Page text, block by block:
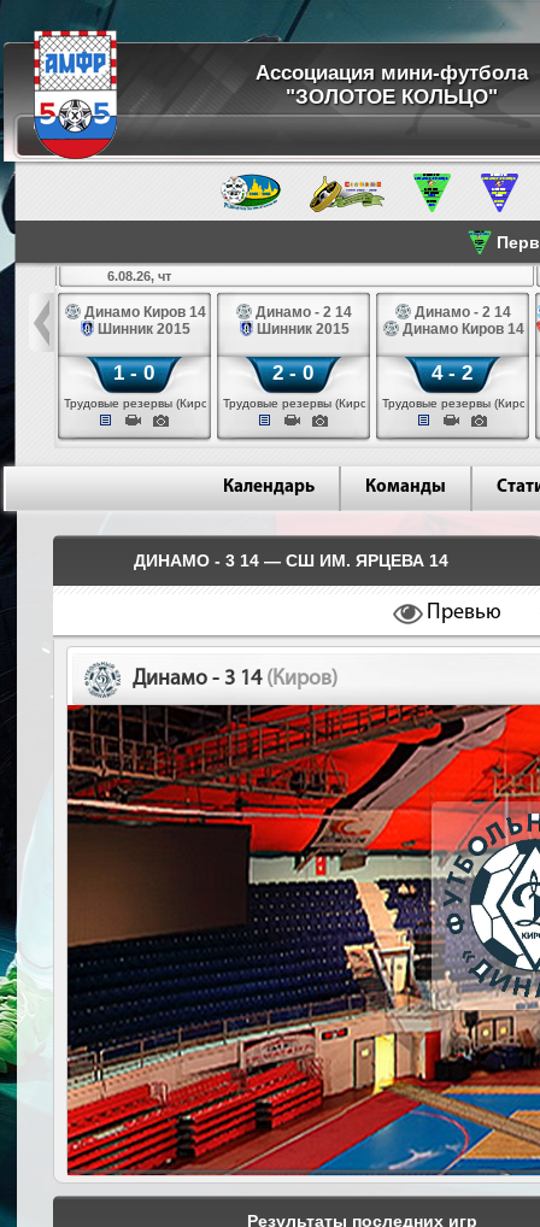
Ассоциация мини-футбола
"ЗОЛОТОЕ КОЛЬЦО"
14
6.08.26, чт
Динамо Киров 14
Шинник 2015
1 - 0
Трудовые резервы (Киров)
Динамо - 2 14
Шинник 2015
2 - 0
Трудовые резервы (Киров)
Динамо - 2 14
Динамо Киров 14
4 - 2
Трудовые резервы (Киров)
Календарь Команды
ДИНАМО - 3 14 — СШ ИМ. ЯРЦЕВА 14
Превью
Динамо - 3 14 (Киров)
Результаты последних игр